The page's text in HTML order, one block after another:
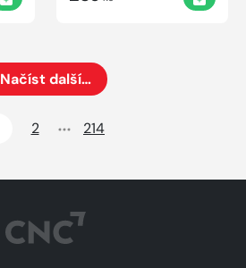
Načíst další…
2 214